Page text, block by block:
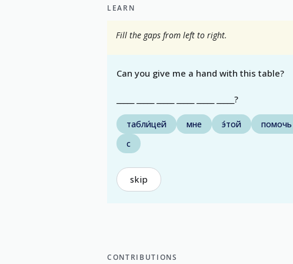
LEARN
Fill the gaps from left to right.
Can you give me a hand with this table?
_____ _____ _____ _____ _____ _____?
табли́цей мне э́той помочь
с
skip
CONTRIBUTIONS